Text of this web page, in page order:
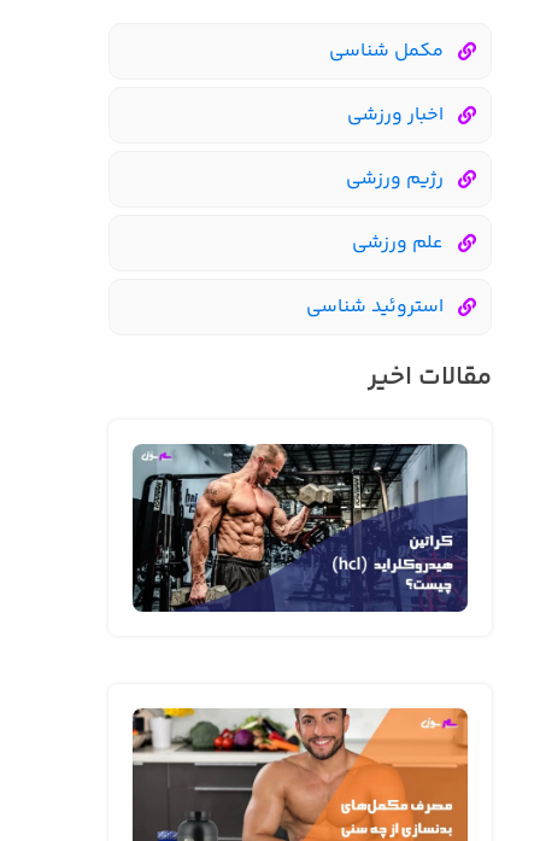
مکمل شناسی
اخبار ورزشی
رژیم ورزشی
علم ورزشی
استروئید شناسی
مقالات اخیر